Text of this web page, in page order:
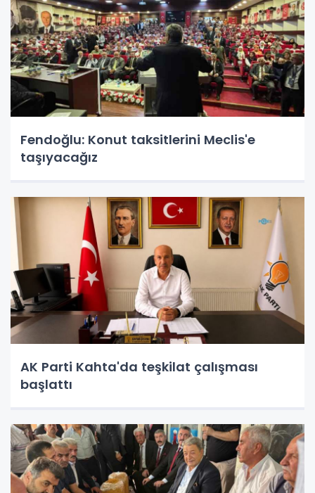
Fendoğlu: Konut taksitlerini Meclis'e
taşıyacağız
AK Parti Kahta'da teşkilat çalışması
başlattı